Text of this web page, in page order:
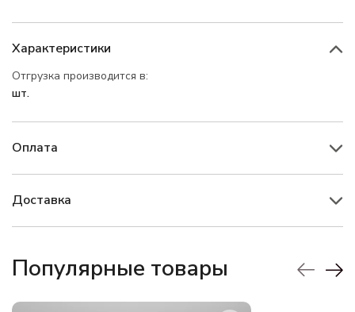
Характеристики
Отгрузка производится в:
шт.
Оплата
Доставка
Популярные товары